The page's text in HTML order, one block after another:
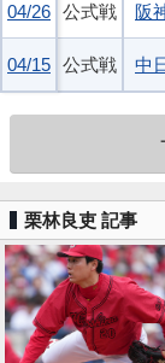
04/26
04/15
04/26 公式戦 阪
04/15 公式戦 中
栗林良吏 記事